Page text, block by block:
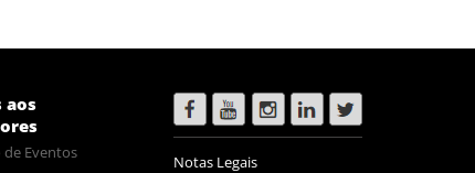
aos
de Eventos
Notas Legais